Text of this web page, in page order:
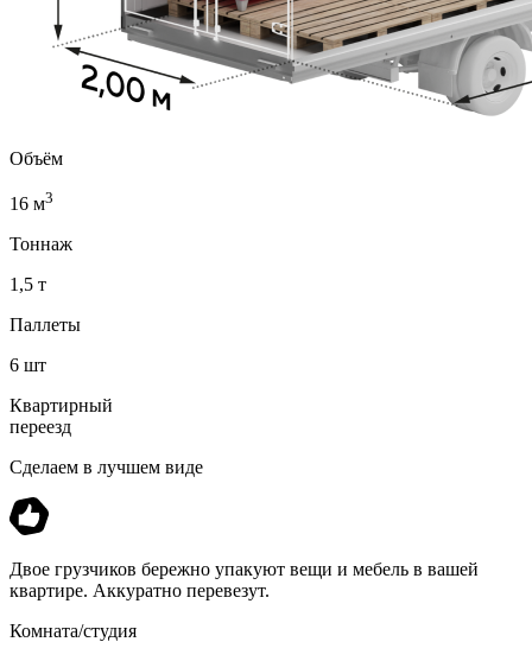
Объём
16 м3
Тоннаж
1,5 т
Паллеты
6 шт
Квартирный
переезд
Сделаем в лучшем виде
Двое грузчиков бережно упакуют вещи и мебель в вашей
квартире. Аккуратно перевезут.
Комната/студия